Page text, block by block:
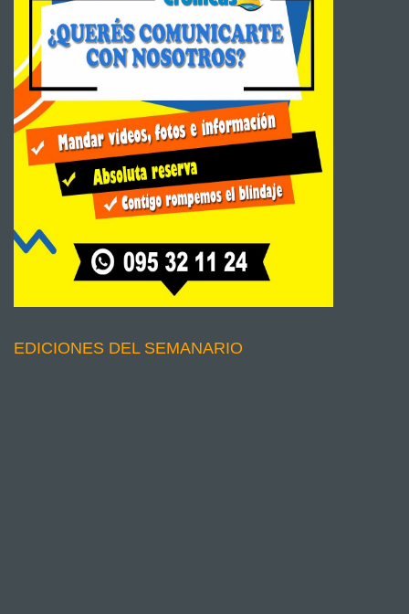
EDICIONES DEL SEMANARIO